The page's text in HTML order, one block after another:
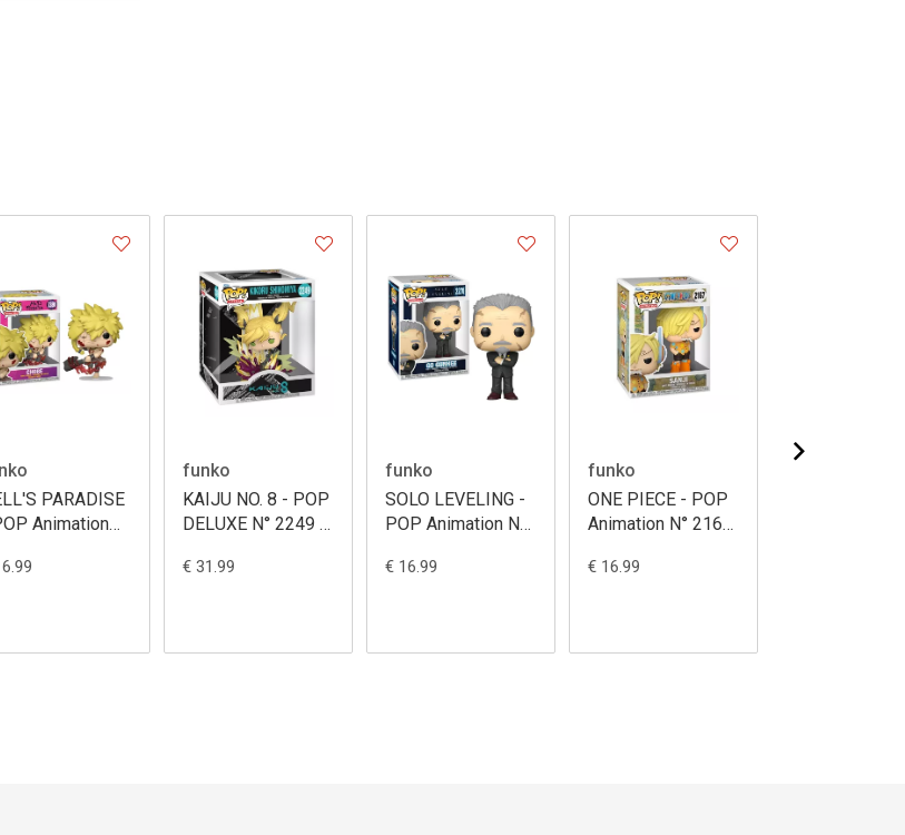
PARADISE
Animation
funko
KAIJU NO. 8 - POP
DELUXE N° 2249 -
€ 31.99
funko
SOLO LEVELING -
POP Animation N°
€ 16.99
funko
ONE PIECE - POP
Animation N° 2167
Arc)
€ 16.99